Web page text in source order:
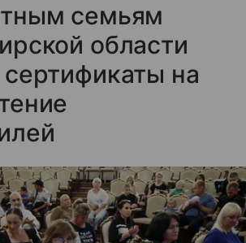
семьям
области
на